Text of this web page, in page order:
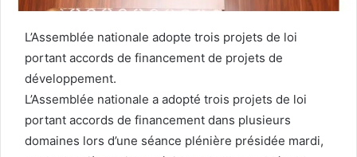
L’Assemblée nationale adopte trois projets de loi
portant accords de financement de projets de
développement.
L’Assemblée nationale a adopté trois projets de loi
portant accords de financement dans plusieurs
domaines lors d’une séance plénière présidée mardi,